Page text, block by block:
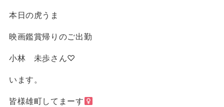
本日の虎うま
映画鑑賞帰りのご出勤
小林 未歩さん♡
います。
皆様雄町してまーす‍